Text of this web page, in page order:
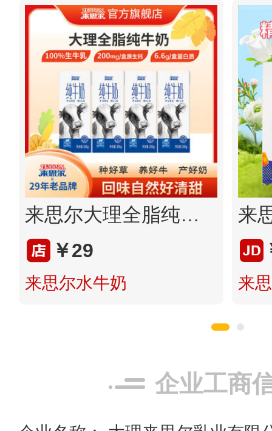
来思尔大理全脂纯牛奶206g*4盒牧场直供儿童学生营养早餐奶
￥29
来思尔水牛奶 来
企业工商